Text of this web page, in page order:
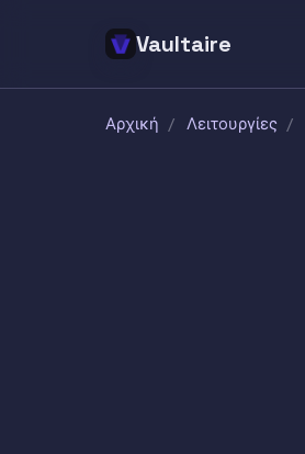
Vaultaire
Αρχική / Λειτουργίες /